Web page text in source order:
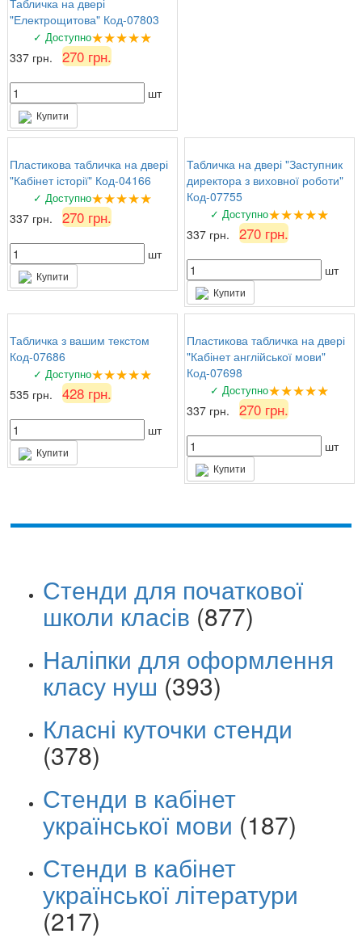
"Електрощитова" Код-07803
✓ Доступно★★★★★
337 грн. 270 грн.
шт
Купити
Пластикова табличка на двері
"Кабінет історії" Код-04166
✓ Доступно★★★★★
337 грн. 270 грн.
шт
Купити
Табличка на двері "Заступник
директора з виховної роботи"
Код-07755
✓ Доступно★★★★★
337 грн. 270 грн.
шт
Купити
Табличка з вашим текстом
Код-07686
✓ Доступно★★★★★
535 грн. 428 грн.
шт
Купити
Пластикова табличка на двері
"Кабінет англійської мови"
Код-07698
✓ Доступно★★★★★
337 грн. 270 грн.
шт
Купити
Стенди для початкової
школи класів (877)
Наліпки для оформлення
класу нуш (393)
Класні куточки стенди
(378)
Стенди в кабінет
української мови (187)
Стенди в кабінет
української літератури
(217)